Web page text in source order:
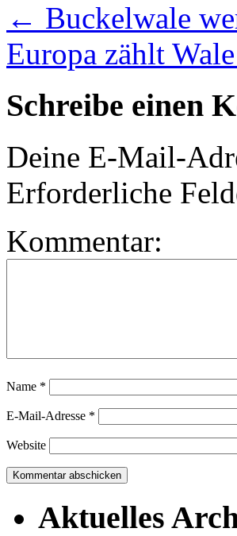
← Buckelwale
Europa zählt
Schreibe einen
Deine E-Mail-
Erforderliche
Kommentar:
Name *
E-Mail-Adresse *
Website
Aktuelles